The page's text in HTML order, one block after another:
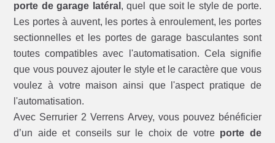
porte de garage latéral , quel que soit le style de porte.
Les portes à auvent, les portes à enroulement, les portes
sectionnelles et les portes de garage basculantes sont
toutes compatibles avec l'automatisation. Cela signifie
que vous pouvez ajouter le style et le caractère que vous
voulez à votre maison ainsi que l'aspect pratique de
l'automatisation.
Avec Serrurier 2 Verrens Arvey, vous pouvez bénéficier
d’un aide et conseils sur le choix de votre porte de